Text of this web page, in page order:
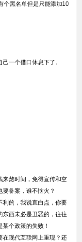
个黑名单但是只能添加10
一个借口休息下了。
来熬时间，免得宣传和空
备案，谁不恼火？
利的，我说直白点，你要
东西未必是丑恶的，往往
个政策的失败！
在现代互联网上重现？还